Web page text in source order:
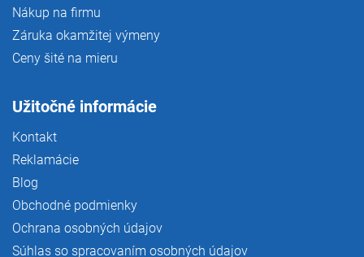
Nákup na firmu
Záruka okamžitej výmeny
Ceny šité na mieru
Užitočné informácie
Kontakt
Reklamácie
Blog
Obchodné podmienky
Ochrana osobných údajov
Súhlas so spracovaním osobných údajov